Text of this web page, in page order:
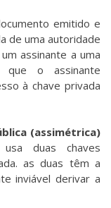
emitido e
de uma autoridade
assinante a uma
que o assinante
à chave privada
(assimétrica)
duas chaves
as duas têm a
inviável derivar a